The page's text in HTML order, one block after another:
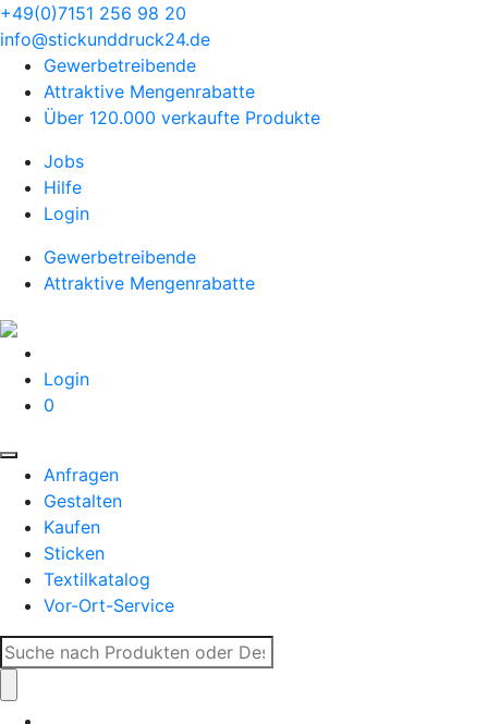
+49(0)7151 256 98 20‬
info@stickunddruck24.de
Gewerbetreibende
Attraktive Mengenrabatte
Über 120.000 verkaufte Produkte
Jobs
Hilfe
Login
Gewerbetreibende
Attraktive Mengenrabatte
Login
0
Anfragen
Gestalten
Kaufen
Sticken
Textilkatalog
Vor-Ort-Service
Suche
nach: